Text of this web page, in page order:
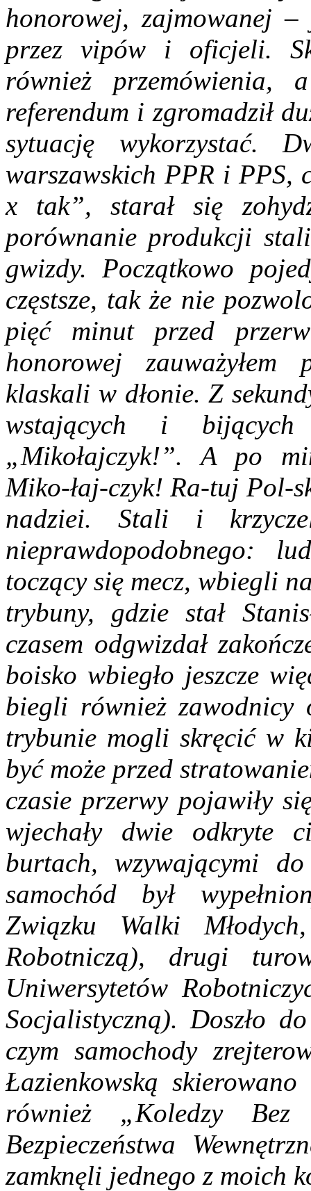
honorowej, zajmowanej
przez vipów i oficjeli.
również przemówienia,
referendum i zgromadził
sytuację wykorzystać.
warszawskich PPR i PPS,
x tak”, starał się
porównanie produkcji
gwizdy. Początkowo
częstsze, tak że nie
pięć minut przed
honorowej
klaskali w dłonie. Z
wstających i bijących
„Mikołajczyk!”. A po
Miko-łaj-czyk! Ra-tuj Pol-
nadziei. Stali i
nieprawdopodobnego:
toczący się mecz, wbiegli
trybuny, gdzie stał
czasem odgwizdał
boisko wbiegło jeszcze
biegli również zawodnicy
trybunie mogli skręcić w
być może przed
czasie przerwy pojawiły
wjechały dwie odkryte
burtach, wzywającymi
samochód był
Związku Walki
Robotniczą), drugi
Uniwersytetów
Socjalistyczną). Doszło
czym samochody
Łazienkowską
również „Koledzy Bez
Bezpieczeństwa
zamknęli jednego z moich